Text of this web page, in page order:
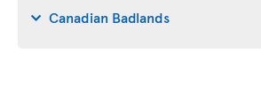
Canadian Badlands